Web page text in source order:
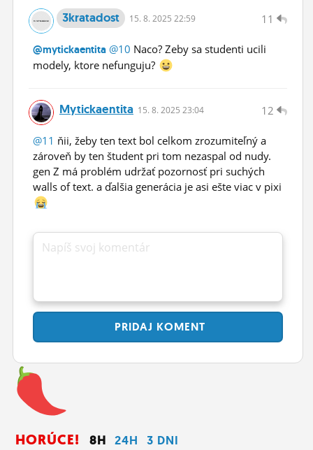
11
3kratadost 15. 8. 2025 22:59
@mytickaentita @10 Naco? Zeby sa studenti ucili
modely, ktore nefunguju?
12
Mytickaentita 15. 8. 2025 23:04
@11 ňii, žeby ten text bol celkom zrozumiteľný a
zároveň by ten študent pri tom nezaspal od nudy.
gen Z má problém udržať pozornosť pri suchých
walls of text. a ďalšia generácia je asi ešte viac v pixi
Napíš svoj komentár
PRIDAJ KOMENT
HORÚCE! 8H 24H 3 DNI